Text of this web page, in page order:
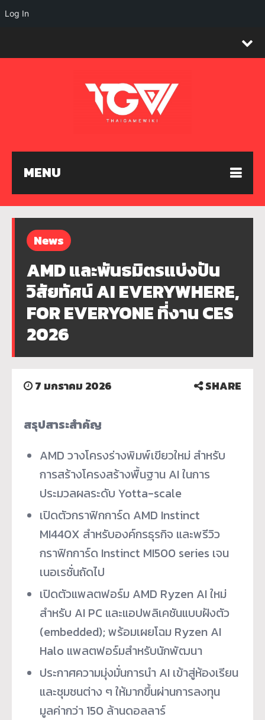
MENU
News
AMD และพันธมิตรแบ่งปัน
วิสัยทัศน์ AI EVERYWHERE,
FOR EVERYONE ที่งาน CES
2026
7 มกราคม 2026 SHARE
สรุปสาระสำคัญ
AMD วางโครงร่างพิมพ์เขียวใหม่ สำหรับ
การสร้างโครงสร้างพื้นฐาน AI ในการ
ประมวลผลระดับ Yotta-scale
เปิดตัวกราฟิกการ์ด AMD Instinct
MI440X สำหรับองค์กรธุรกิจ และพรีวิว
กราฟิกการ์ด Instinct MI500 series เจน
เนอเรชั่นถัดไป
เปิดตัวแพลตฟอร์ม AMD Ryzen AI ใหม่
สำหรับ AI PC และแอปพลิเคชันแบบฝังตัว
(embedded); พร้อมเผยโฉม Ryzen AI
Halo แพลตฟอร์มสำหรับนักพัฒนา
ประกาศความมุ่งมั่นการนำ AI เข้าสู่ห้องเรียน
และชุมชนต่าง ๆ ให้มากขึ้นผ่านการลงทุน
มูลค่ากว่า 150 ล้านดอลลาร์
Log In